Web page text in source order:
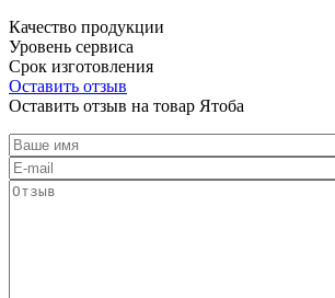
Качество продукции
Уровень сервиса
Срок изготовления
Оставить отзыв
Оставить отзыв на товар Ятоба